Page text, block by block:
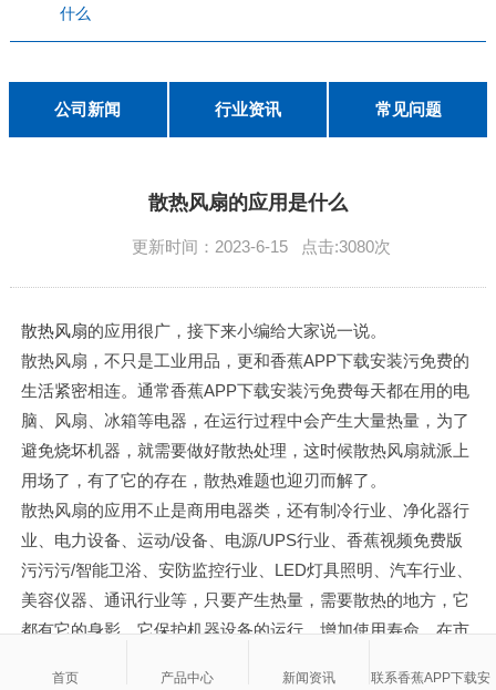
工程案例
解决方案
公司新闻
行业资讯
常见问题
联系香蕉APP下载安装污免费
什么
公司新闻 行业资讯 常见问题
散热风扇的应用是什么
更新时间：2023-6-15 点击:3080次
散热风扇的应用很广，接下来小编给大家说一说。
散热风扇，不只是工业用品，更和香蕉APP下载安装污免费的
生活紧密相连。通常香蕉APP下载安装污免费每天都在用的电
脑、风扇、冰箱等电器，在运行过程中会产生大量热量，为了
避免烧坏机器，就需要做好散热处理，这时候散热风扇就派上
用场了，有了它的存在，散热难题也迎刃而解了。
散热风扇的应用不止是商用电器类，还有制冷行业、净化器行
业、电力设备、运动/设备、电源/UPS行业、香蕉视频免费版
污污污/智能卫浴、安防监控行业、LED灯具照明、汽车行业、
美容仪器、通讯行业等，只要产生热量，需要散热的地方，它
都有它的身影，它保护机器设备的运行，增加使用寿命，在市
首页 产品中心 新闻资讯 联系香蕉APP下载安